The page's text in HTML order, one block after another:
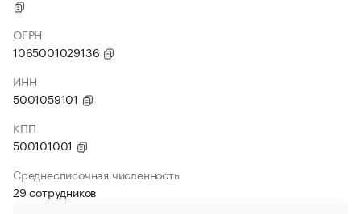
ОГРН
1065001029136
ИНН
5001059101
КПП
500101001
Среднесписочная численность
29 сотрудников